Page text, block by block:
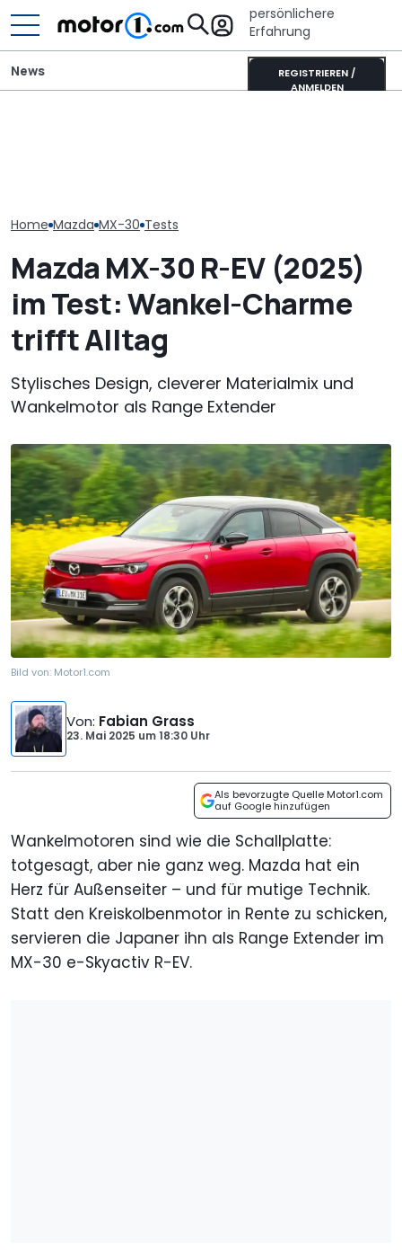
persönlichere
Erfahrung
REGISTRIEREN /
ANMELDEN
News
Home Mazda MX-30 Tests
Mazda MX-30 R-EV (2025)
im Test: Wankel-Charme
trifft Alltag
Stylisches Design, cleverer Materialmix und
Wankelmotor als Range Extender
Bild von: Motor1.com
Von: Fabian Grass
23. Mai 2025 um18:30 Uhr
Als bevorzugte Quelle Motor1.com
auf Google hinzufügen
Wankelmotoren sind wie die Schallplatte:
totgesagt, aber nie ganz weg. Mazda hat ein
Herz für Außenseiter – und für mutige Technik.
Statt den Kreiskolbenmotor in Rente zu schicken,
servieren die Japaner ihn als Range Extender im
MX-30 e-Skyactiv R-EV.